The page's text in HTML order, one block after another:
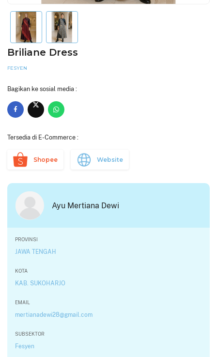
Briliane Dress
FESYEN
Bagikan ke sosial media :
Tersedia di E-Commerce :
Shopee Website
Ayu Mertiana Dewi
PROVINSI
JAWA TENGAH
KOTA
KAB. SUKOHARJO
EMAIL
mertianadewi28@gmail.com
SUBSEKTOR
Fesyen